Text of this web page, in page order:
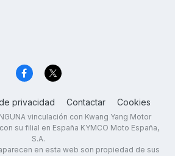
privacidad Contactar Cookies
vinculación con Kwang Yang Motor
su filial en España KYMCO Moto España,
S.A.
en esta web son propiedad de sus